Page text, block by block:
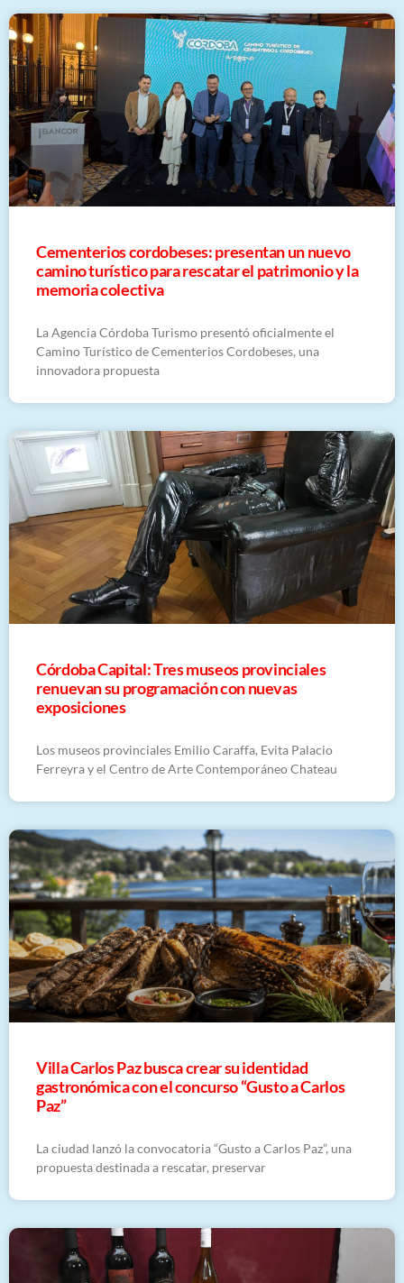
Cementerios cordobeses: presentan un nuevo
camino turístico para rescatar el patrimonio y la
memoria colectiva
La Agencia Córdoba Turismo presentó oficialmente el
Camino Turístico de Cementerios Cordobeses, una
innovadora propuesta
Córdoba Capital: Tres museos provinciales
renuevan su programación con nuevas
exposiciones
Los museos provinciales Emilio Caraffa, Evita Palacio
Ferreyra y el Centro de Arte Contemporáneo Chateau
Villa Carlos Paz busca crear su identidad
gastronómica con el concurso “Gusto a Carlos
Paz”
La ciudad lanzó la convocatoria “Gusto a Carlos Paz”, una
propuesta destinada a rescatar, preservar